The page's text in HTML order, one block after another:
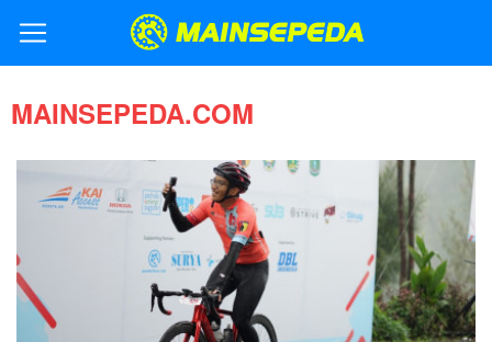
MAINSEPEDA.COM